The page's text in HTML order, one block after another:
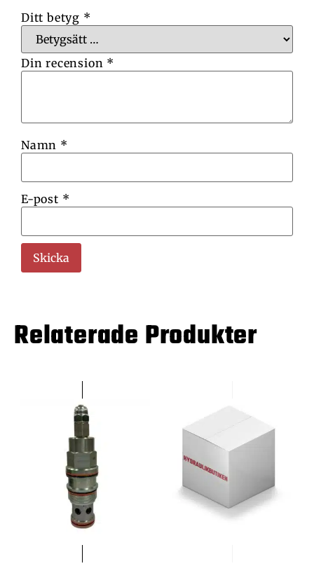
Ditt betyg *
Din recension *
Namn *
E-post *
Relaterade Produkter